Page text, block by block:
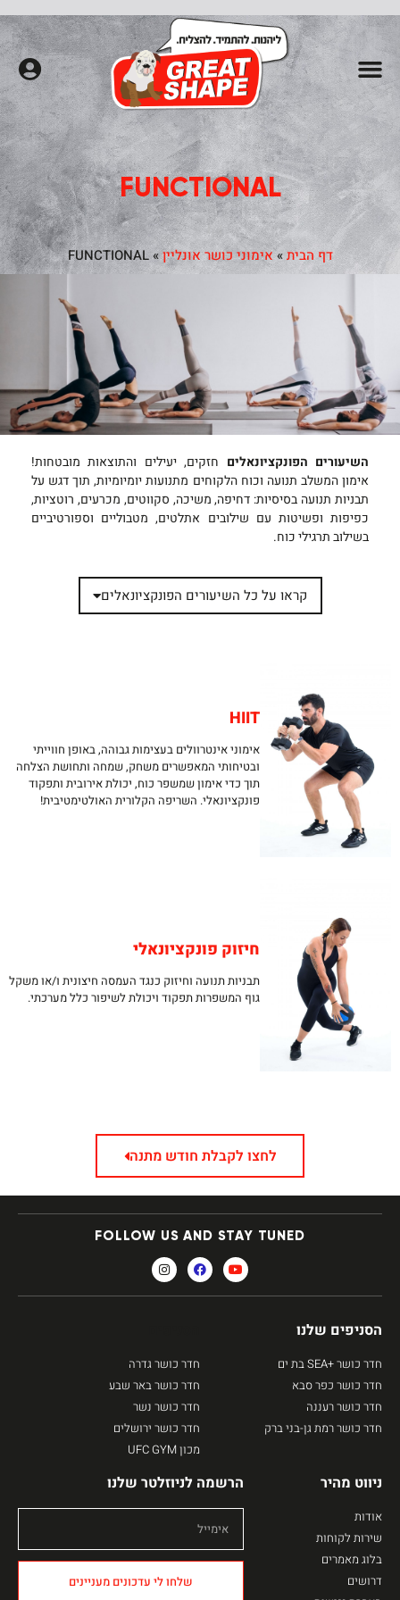
FUNCTIONAL
דף הבית»אימוני כושר אונליין»
FUNCTIONAL
השיעורים הפונקציונאלים חזקים, יעילים והתוצאות מובטחות!
אימון המשלב תנועה וכוח הלקוחים מתנועות יומיומיות, תוך דגש על
תבניות תנועה בסיסיות: דחיפה, משיכה, סקווטים, מכרעים, רוטציות,
כפיפות ופשיטות עם שילובים אתלטים, מטבוליים וספורטיביים
בשילוב תרגילי כוח.
קראו על כל השיעורים הפונקציונאלים
HIIT​
אימוני אינטרוולים בעצימות גבוהה, באופן חווייתי
ובטיחותי המאפשרים משחק, שמחה ותחושת הצלחה
תוך כדי אימון שמשפר כוח, יכולת אירובית ותפקוד
פונקציונאלי. השריפה הקלורית האולטימטיבית!​
חיזוק פונקציונאלי​
תבניות תנועה וחיזוק כנגד העמסה חיצונית ו/או משקל
גוף המשפרות תפקוד ויכולת לשיפור כלל מערכתי.​
לחצו לקבלת חודש מתנה
FOLLOW US AND STAY TUNED
הסניפים שלנו
חדר כושר +SEA בת ים
חדר כושר כפר סבא
חדר כושר רעננה
חדר כושר רמת גן-בני ברק
חדר כושר גדרה
חדר כושר באר שבע
חדר כושר נשר
חדר כושר ירושלים
מכון UFC GYM
ניווט מהיר
אודות
שירות לקוחות
בלוג מאמרים
דרושים
הרשמה לניוזלטר שלנו
שלחו לי עדכונים מעניינים